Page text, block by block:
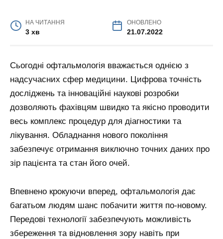
НА ЧИТАННЯ
3 хв
ОНОВЛЕНО
21.07.2022
Сьогодні офтальмологія вважається однією з
надсучасних сфер медицини. Цифрова точність
досліджень та інноваційні наукові розробки
дозволяють фахівцям швидко та якісно проводити
весь комплекс процедур для діагностики та
лікування. Обладнання нового покоління
забезпечує отримання виключно точних даних про
зір пацієнта та стан його очей.
Впевнено крокуючи вперед, офтальмологія дає
багатьом людям шанс побачити життя по-новому.
Передові технології забезпечують можливість
збереження та відновлення зору навіть при